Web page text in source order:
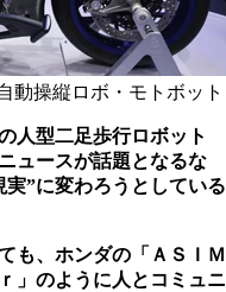
動操縦ロボ・モトボット
人型二足歩行ロボット
ュースが話題となるな
”に変わろうとしている
も、ホンダの「ＡＳＩＭ
」のように人とコミュニ